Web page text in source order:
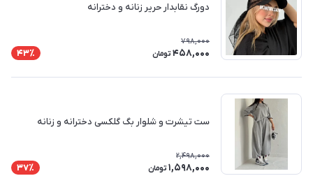
دورگ نقابدار حریر زنانه و دخترانه
798,000
458,000 تومان 43٪
ست تیشرت و شلوار بگ گلکسی دخترانه و زنانه
2,498,000
1,598,000 تومان 37٪